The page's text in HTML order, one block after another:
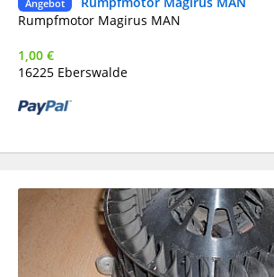
Angebot
Rumpfmotor Magirus MAN
1,00 €
16225 Eberswalde